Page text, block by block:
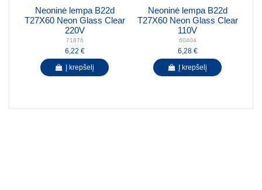
Neoninė lempa B22d
T27X60 Neon Glass Clear
220V
71876
6,22 €
Į krepšelį
Neoninė lempa B22d
T27X60 Neon Glass Clear
110V
60404
6,28 €
Į krepšelį